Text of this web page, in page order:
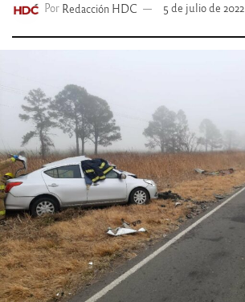
Por Redacción HDC 5 de julio de 2022